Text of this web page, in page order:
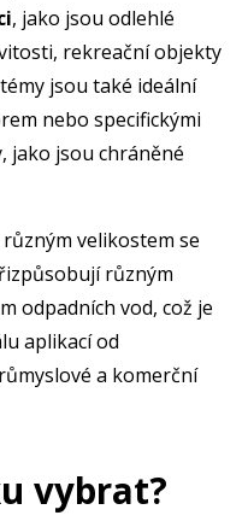
, jako jsou odlehlé
rekreační objekty
jsou také ideální
nebo specifickými
jako jsou chráněné
různým velikostem se
různým
odpadních vod, což je
aplikací od
a komerční
vybrat?